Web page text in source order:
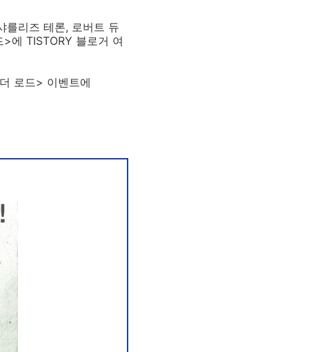
를리즈 테론, 로버트 듀
에 TISTORY 블로거 여
로드> 이벤트에